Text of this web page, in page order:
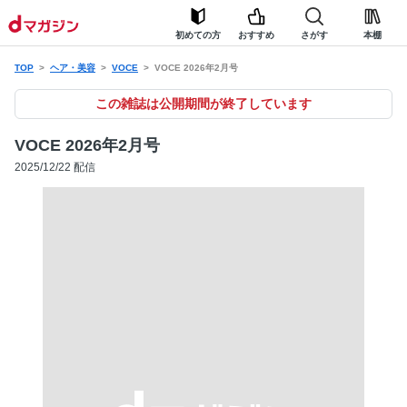
初めての方 おすすめ さがす 本棚
TOP ヘア・美容 VOCE VOCE 2026年2月号
この雑誌は公開期間が終了しています
VOCE 2026年2月号
2025/12/22 配信